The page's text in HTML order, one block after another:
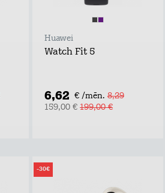
Huawei
Watch Fit 5
6,62 € /mēn. 8,29
159,00 € 199,00 €
-30€